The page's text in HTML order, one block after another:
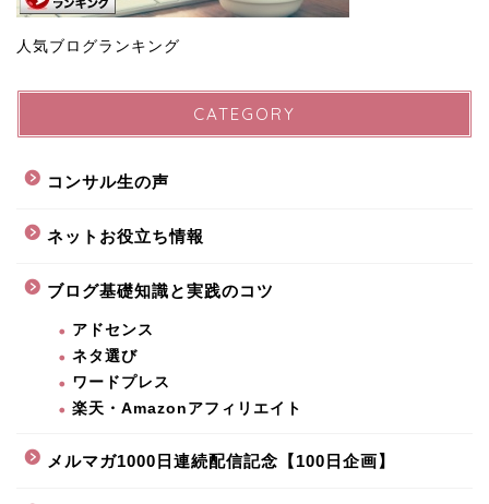
人気ブログランキング
CATEGORY
コンサル生の声
ネットお役立ち情報
ブログ基礎知識と実践のコツ
アドセンス
ネタ選び
ワードプレス
楽天・Amazonアフィリエイト
メルマガ1000日連続配信記念【100日企画】